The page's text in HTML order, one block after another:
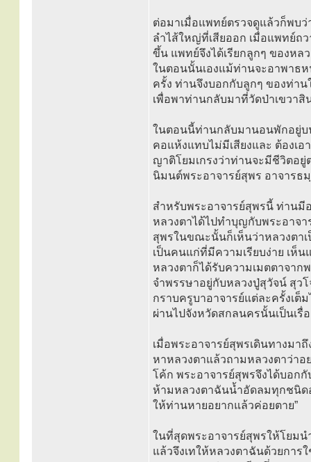
ต่อมาเมื่อแพทย์ตรวจดูแล้วก็พบว่
ลำไส้ใหญ่ที่เสียออก เมื่อแพทย์ถ
ขึ้น แพทย์จึงได้เรียกลูกๆ ของห
ในตอนนั้นเองแม้ท่านจะอาพาธ
ครั้ง ท่านจึงบอกกับลูกๆ ของท่า
เพื่อพาท่านกลับมาที่วัดป่าเขวา
ในตอนนี้ท่านกลับมานอนพักอยู่บ
คอแห้งแทบไม่มีเสียงและ ต้องเ
ญาติโยมเกรงว่าท่านจะมีชีวิตอ
นิมนต์พระอาจารย์สุพร อาจารธ
สำหรับพระอาจารย์สุพรนี้ ท่านมี
หลวงตาได้ไปทำบุญกับพระอาจา
สุพรในขณะนั้นก็เห็นว่าหลวงตา
เป็นคนแก่ที่มีความเรียบง่าย เห็
หลวงตาก็ได้รับความเมตตาจาก
จำพรรษาอยู่กับหลวงปู่สุวัจน์ สุว
กราบครูบาอาจารย์แต่ละครั้งเต็
ผ่านไปจังหวัดสกลนครนั้นเป็นเรื่
เมื่อพระอาจารย์สุพรเดินทางมา
หาหลวงตาแล้วถามหลวงตาว่า
โค้ก พระอาจารย์สุพรจึงได้บอก
ห้ามหลวงตาฉันน้ำอัดลมทุกชนิดอ
ให้ท่านหายอยากแล้วค่อยตาย”
ในที่สุดพระอาจารย์สุพรให้โยมน
แล้วจึงเทให้หลวงตาฉันด้วยกา